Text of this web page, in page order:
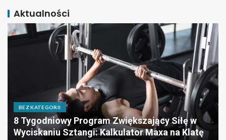
Aktualności
BEZ KATEGORII
8 Tygodniowy Program Zwiększający Siłę w
Wyciskaniu Sztangi: Kalkulator Maxa na Klatę